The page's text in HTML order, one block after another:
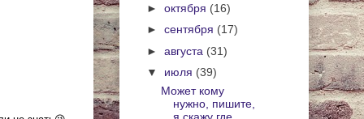
► октября (16)
► сентября (17)
► августа (31)
▼ июля (39)
Может кому
нужно, пишите,